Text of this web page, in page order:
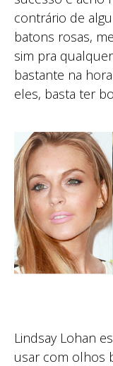
contrário de
batons rosas,
sim pra
bastante na
eles, basta ter
Lindsay Lohan
usar com olhos